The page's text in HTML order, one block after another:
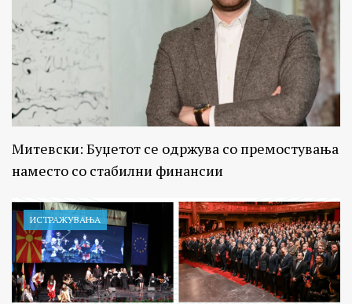
Митевски: Буџетот се одржува со премостувања
наместо со стабилни финансии
ИСТРАЖУВАЊA